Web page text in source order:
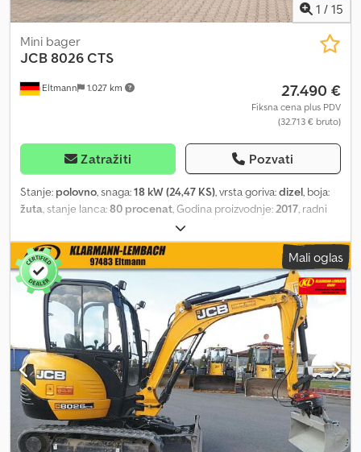
1 / 15
Eltmann 1.027 km
Mini bager
JCB8026 CTS
27.490 €
Fiksna cena plus PDV
(32.713 € bruto)
Zatražiti Pozvati
Stanje: polovno, snaga:18 kW (24,47 KS), vrsta goriva:dizel, boja:
žuta, stanje lanca:80 procenat, Godina proizvodnje:2017, radni
2501306
bezbednosna provera, gumene gusenice, hidraulični čekić,
kabina, Demo - mašina za iznajmljivanje * Redovno servisirana
(servisna knjižica) * uključuje brzu spojnicu MS 03 * 1 dubinska
kašika Radna težina: 2867 kg Oprema: Credpfx Aoyz Ah Hobhjf
Komforna kabina sa sigurnosnom zaštitnom folijom, sertifikovana
po ROPS/TOPS standardu, gumene gusenice širine 300 mm, short
pitch, servohidraulička ISO predkontrola: hidraulika za čekić –
džojstik elektroproporcionalan, vozačko sedište sa oprugom i
tekstilnom navlakom, nemačka verzija, ruka kašike dužine 1300
mm, planirni štit, preklopni ventil za prebacivanje sa jednostrukog
(čekić) na dvostruko delovanje, dodatna radna svetla montirana
na kabini, mazalica sa patronom, glavni prekidač akumulatora, HD
rotacioni izbočnik sa čaurama, priprema za radio uređaj Dodatna
Mali oglas